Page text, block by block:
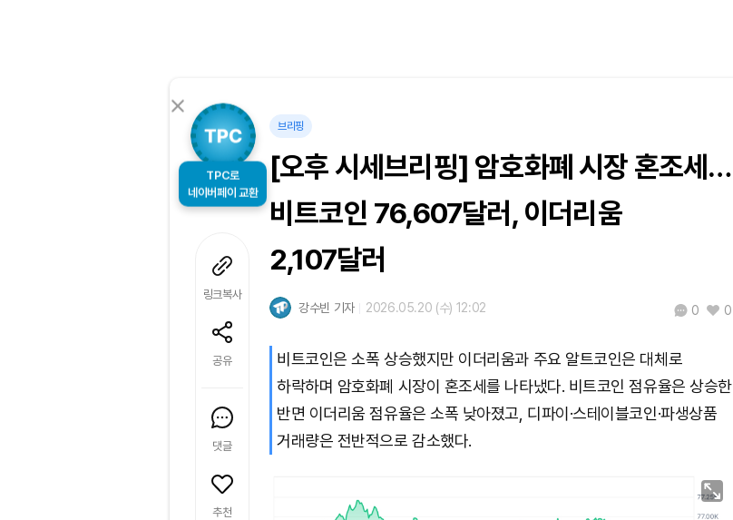
TPC로
네이버페이 교환
링크복사
공유
댓글
추천
브리핑
[오후 시세브리핑] 암호화폐 시장 혼조세…
비트코인 76,607달러, 이더리움
2,107달러
강수빈 기자 2026.05.20 (수) 12:02 0 0
비트코인은 소폭 상승했지만 이더리움과 주요 알트코인은 대체로
하락하며 암호화폐 시장이 혼조세를 나타냈다. 비트코인 점유율은 상승한
반면 이더리움 점유율은 소폭 낮아졌고, 디파이·스테이블코인·파생상품
거래량은 전반적으로 감소했다.